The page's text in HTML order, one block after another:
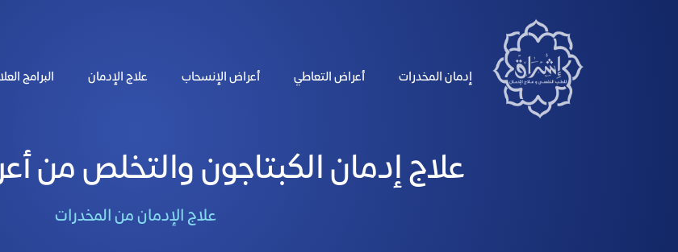
الرئيسية إدمان المخدرات أعراض التعاطي أعراض الإنسحاب علاج الإدمان البرامج
علاج إدمان الكبتاجون والتخلص من
علاج الإدمان من المخدرات